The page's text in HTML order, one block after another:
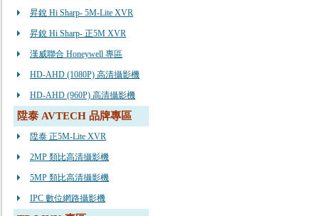
昇銳 Hi Sharp- 5M-Lite XVR
昇銳 Hi Sharp- 正5M XVR
漢威聯合 Honeywell 專區
HD-AHD (1080P) 高清攝影機
HD-AHD (960P) 高清攝影機
陞泰 AVTECH 品牌專區
陞泰 正5M-Lite XVR
2MP 類比高清攝影機
5MP 類比高清攝影機
IPC 數位網路攝影機